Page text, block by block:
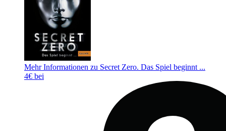
Mehr Informationen zu Secret Zero. Das Spiel beginnt ...
4€ bei